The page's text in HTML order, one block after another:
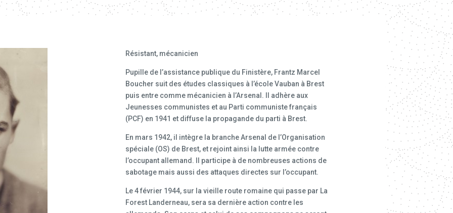
Résistant, mécanicien
Pupille de l’assistance publique du Finistère, Frantz Marcel
Boucher suit des études classiques à l’école Vauban à Brest
puis entre comme mécanicien à l’Arsenal. Il adhère aux
Jeunesses communistes et au Parti communiste français
(PCF) en 1941 et diffuse la propagande du parti à Brest.
En mars 1942, il intègre la branche Arsenal de l’Organisation
spéciale (OS) de Brest, et rejoint ainsi la lutte armée contre
l’occupant allemand. Il participe à de nombreuses actions de
sabotage mais aussi des attaques directes sur l’occupant.
Le 4 février 1944, sur la vieille route romaine qui passe par La
Forest Landerneau, sera sa dernière action contre les